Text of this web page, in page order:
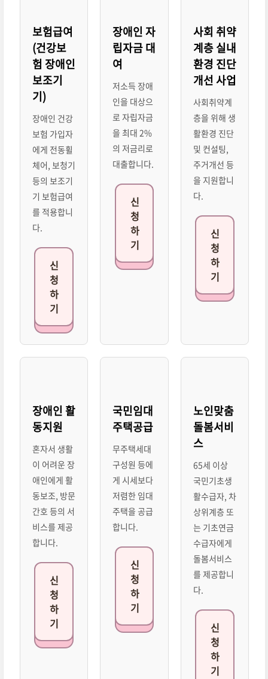
보험급여
(건강보
험 장애인
보조기
기)
장애인 건강
보험 가입자
에게 전동휠
체어, 보청기
등의 보조기
기 보험급여
를 적용합니
다.
신
청
하
기
장애인 자
립자금 대
여
저소득 장애
인을 대상으
로 자립자금
을 최대 2%
의 저금리로
대출합니다.
신
청
하
기
사회 취약
계층 실내
환경 진단
개선 사업
사회취약계
층을 위해 생
활환경 진단
및 컨설팅,
주거개선 등
을 지원합니
다.
신
청
하
기
장애인 활
동지원
혼자서 생활
이 어려운 장
애인에게 활
동보조, 방문
간호 등의 서
비스를 제공
합니다.
신
청
하
기
국민임대
주택공급
무주택세대
구성원 등에
게 시세보다
저렴한 임대
주택을 공급
합니다.
신
청
하
기
노인맞춤
돌봄서비
스
65세 이상
국민기초생
활수급자, 차
상위계층 또
는 기초연금
수급자에게
돌봄서비스
를 제공합니
다.
신
청
하
기